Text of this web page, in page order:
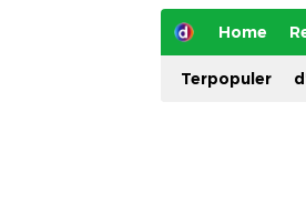
Home
Terpopuler